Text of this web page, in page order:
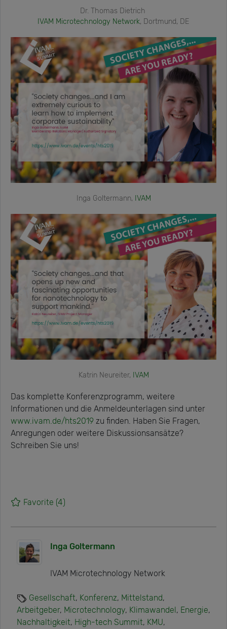
Dr. Thomas Dietrich
IVAM Microtechnology Network, Dortmund, DE
Inga Goltermann, IVAM
Katrin Neureiter, IVAM
Das komplette Konferenzprogramm, weitere
Informationen und die Anmeldeunterlagen sind unter
www.ivam.de/hts2019 zu finden. Haben Sie Fragen,
Anregungen oder weitere Diskussionsansätze?
Schreiben Sie uns!
Favorite (4)
Inga Goltermann
IVAM Microtechnology Network
Gesellschaft, Konferenz, Mittelstand,
Arbeitgeber, Microtechnology, Klimawandel , Energie,
Nachhaltigkeit, High-tech Summit, KMU,